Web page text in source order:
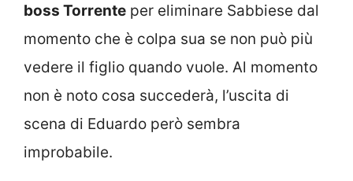
boss Torrente per eliminare Sabbiese dal
momento che è colpa sua se non può più
vedere il figlio quando vuole. Al momento
non è noto cosa succederà, l’uscita di
scena di Eduardo però sembra
improbabile.